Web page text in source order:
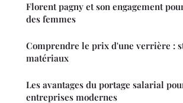
Florent pagny et son engagement
des femmes
Comprendre le prix d'une verrière :
matériaux
Les avantages du portage salarial
entreprises modernes